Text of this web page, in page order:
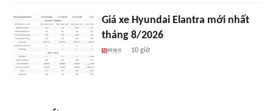
Giá xe Hyundai Elantra mới nhất
tháng 8/2026
10 giờ